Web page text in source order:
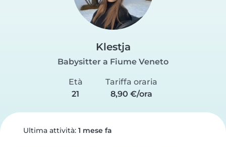
Klestja
Babysitter a Fiume Veneto
Età
21
Tariffa oraria
8,90 €/ora
Ultima attività: 1 mese fa